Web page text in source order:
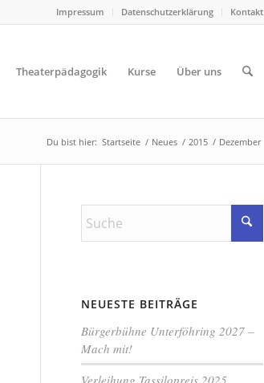
Impressum Datenschutzerklärung Kontakt
Theaterpädagogik Kurse Über uns
Du bist hier: Startseite / Neues / 2015 / Dezember
NEUESTE BEITRÄGE
Bürgerbühne Unterföhring 2027 –
Mach mit!
Verleihung Tassilopreis 2025